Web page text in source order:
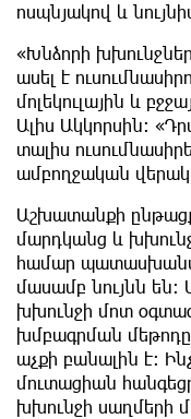
ոսպնյակով և
«Խնձորի
ասել է
մոլեկուլային և
Ալիս Ակկորսին:
տալիս
ամբողջական
Աշխատանքի
մարդկանց և
համար
մասամբ նույնն
խխունջի մոտ
խմբագրման մեթոդը
աչքի բանալին է:
մուտացիան
խխունջի սաղմերի